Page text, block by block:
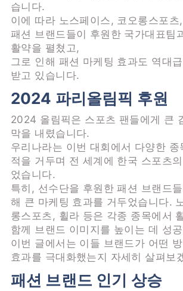
습니다.
이에 따라 노스페이스, 코오롱스포츠
패션 브랜드들이 후원한 국가대표팀
활약을 펼쳤고,
그로 인해 패션 마케팅 효과도 역대
받고 있습니다.
2024 파리올림픽 후원
2024 올림픽은 스포츠 팬들에게 큰
막을 내렸습니다.
우리나라는 이번 대회에서 다양한 종
적을 거두며 전 세계에 한국 스포츠
었습니다.
특히, 선수단을 후원한 패션 브랜드
해 큰 마케팅 효과를 거두었습니다.
롱스포츠, 휠라 등은 각종 종목에서
함께 브랜드 이미지를 높이는 데 성
이번 글에서는 이들 브랜드가 어떤
효과를 극대화했는지 자세히 살펴보
패션 브랜드 인기 상승